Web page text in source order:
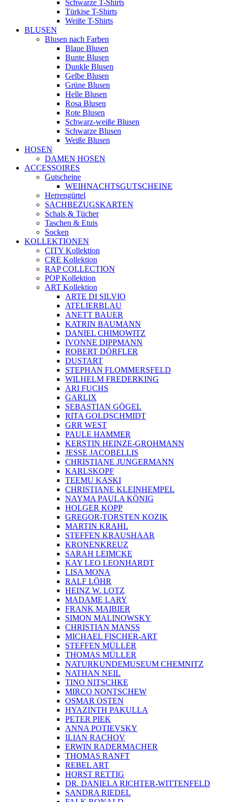
Schwarze T-Shirts
Türkise T-Shirts
Weiße T-Shirts
BLUSEN
Blusen nach Farben
Blaue Blusen
Bunte Blusen
Dunkle Blusen
Gelbe Blusen
Grüne Blusen
Helle Blusen
Rosa Blusen
Rote Blusen
Schwarz-weiße Blusen
Schwarze Blusen
Weiße Blusen
HOSEN
DAMEN HOSEN
ACCESSOIRES
Gutscheine
WEIHNACHTSGUTSCHEINE
Herrengürtel
SACHBEZUGSKARTEN
Schals & Tücher
Taschen & Etuis
Socken
KOLLEKTIONEN
CITY Kollektion
CRE Kollektion
RAP COLLECTION
POP Kollektion
ART Kollektion
ARTE DI SILVIO
ATELIERBLAU
ANETT BAUER
KATRIN BAUMANN
DANIEL CHIMOWITZ
IVONNE DIPPMANN
ROBERT DÖRFLER
DUSTART
STEPHAN FLOMMERSFELD
WILHELM FREDERKING
ARI FUCHS
GARLIX
SEBASTIAN GÖGEL
RITA GOLDSCHMIDT
GRR WEST
PAULE HAMMER
KERSTIN HEINZE-GROHMANN
JESSE JACOBELLIS
CHRISTIANE JUNGERMANN
KARLSKOPF
TEEMU KASKI
CHRISTIANE KLEINHEMPEL
NAYMA PAULA KÖNIG
HOLGER KOPP
GREGOR-TORSTEN KOZIK
MARTIN KRAHL
STEFFEN KRAUSHAAR
KRONENKREUZ
SARAH LEIMCKE
KAY LEO LEONHARDT
LISA MONA
RALF LÖHR
HEINZ W. LOTZ
MADAME LARY
FRANK MAIBIER
SIMON MALINOWSKY
CHRISTIAN MANSS
MICHAEL FISCHER-ART
STEFFEN MÜLLER
THOMAS MÜLLER
NATURKUNDEMUSEUM CHEMNITZ
NATHAN NEIL
TINO NITSCHKE
MIRCO NONTSCHEW
OSMAR OSTEN
HYAZINTH PAKULLA
PETER PIEK
ANNA POTIEVSKY
ILIAN RACHOV
ERWIN RADERMACHER
THOMAS RANFT
REBEL ART
HORST RETTIG
DR. DANIELA RICHTER-WITTENFELD
SANDRA RIEDEL